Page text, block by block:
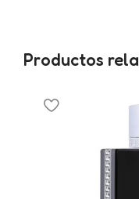
Productos